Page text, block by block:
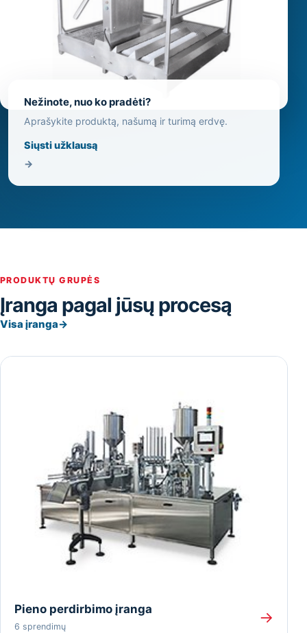
Nežinote, nuo ko pradėti?
Aprašykite produktą, našumą ir turimą erdvę.
Siųsti užklausą
→
PRODUKTŲ GRUPĖS
Įranga pagal jūsų procesą
Visa įranga→
Pieno perdirbimo įranga
6 sprendimų
→